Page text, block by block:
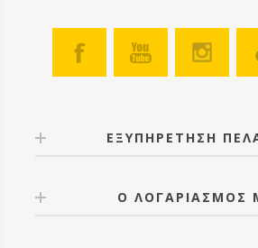
ΕΞΥΠΗΡΕΤΗΣΗ
Ο ΛΟΓΑΡΙΑΣΜΟΣ